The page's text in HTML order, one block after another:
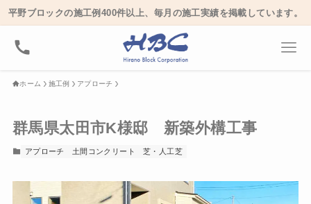
平野ブロックの施工例400件以上、毎月の施工実績を掲載しています。
ホーム 施工例 アプローチ
群馬県太田市K様邸 新築外構工事
アプローチ 土間コンクリート 芝・人工芝